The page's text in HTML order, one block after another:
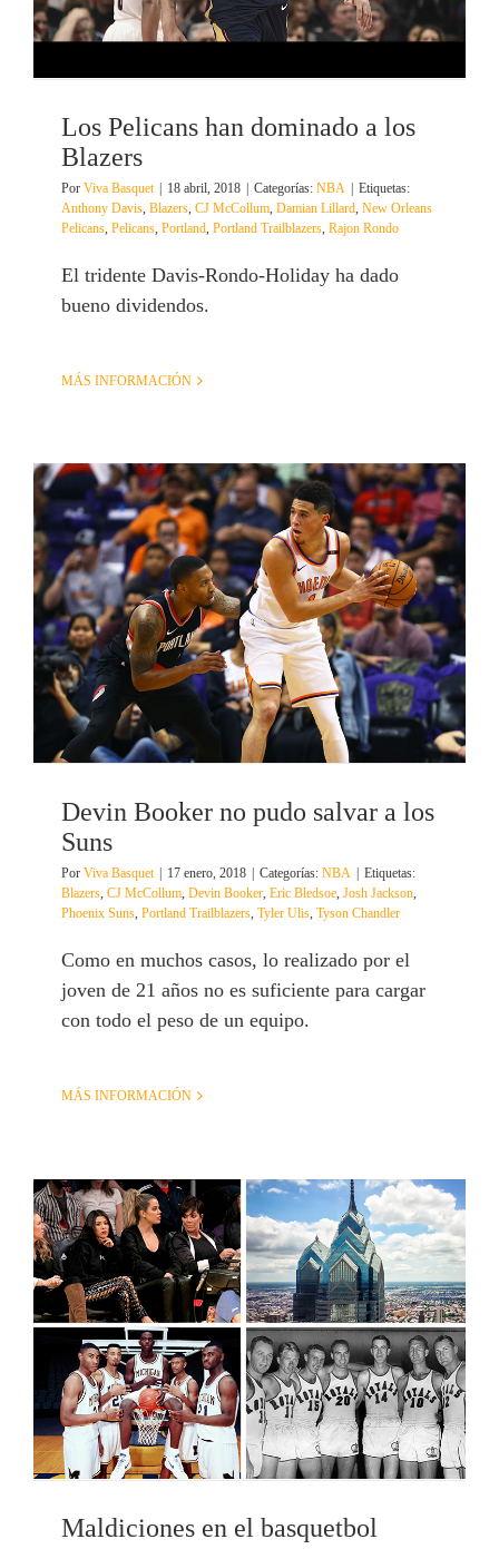
Los Pelicans han dominado a los
Blazers
Por Viva Basquet 18 abril, 2018 Categorías: NBA
Etiquetas:
Anthony Davis, Blazers, CJ McCollum, Damian Lillard, New Orleans
Pelicans, Pelicans, Portland, Portland Trailblazers, Rajon Rondo
El tridente Davis-Rondo-Holiday ha dado
bueno dividendos.
MÁS INFORMACIÓN
Devin Booker no pudo salvar a los
Suns
Por Viva Basquet 17 enero, 2018 Categorías: NBA
Etiquetas:
Blazers, CJ McCollum, Devin Booker, Eric Bledsoe, Josh Jackson,
Phoenix Suns, Portland Trailblazers, Tyler Ulis, Tyson Chandler
Como en muchos casos, lo realizado por el
joven de 21 años no es suficiente para cargar
con todo el peso de un equipo.
MÁS INFORMACIÓN
Maldiciones en el basquetbol